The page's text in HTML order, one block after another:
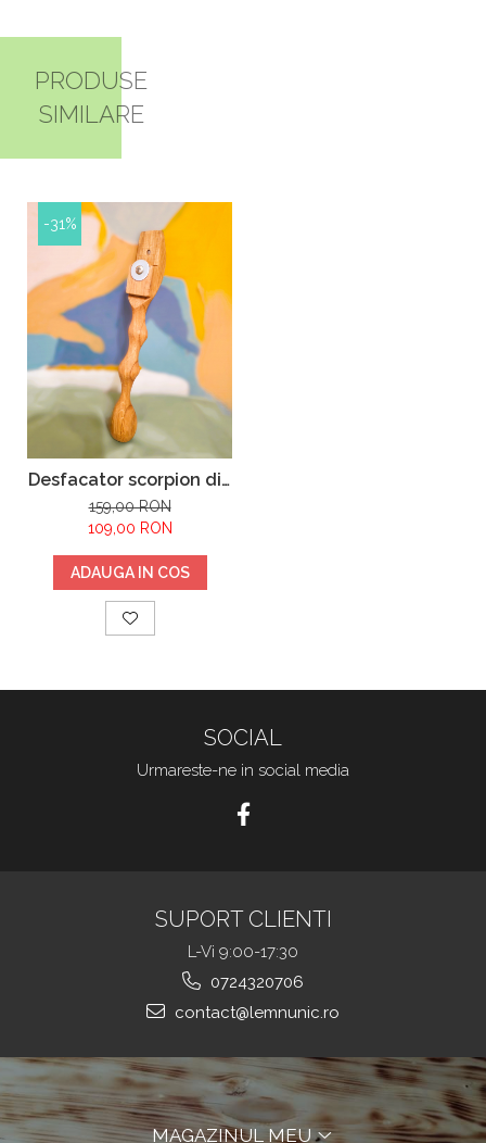
PRODUSE
SIMILARE
-31%
Desfacator scorpion din
lemn de stejar
159,00 RON
109,00 RON
ADAUGA IN COS
SOCIAL
Urmareste-ne in social media
SUPORT CLIENTI
L-Vi 9:00-17:30
0724320706
contact@lemnunic.ro
MAGAZINUL MEU